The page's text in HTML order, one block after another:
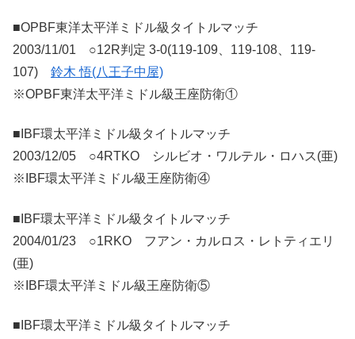
■OPBF東洋太平洋ミドル級タイトルマッチ
2003/11/01 ○12R判定 3-0(119-109、119-108、119-
107) 鈴木 悟(八王子中屋)
※OPBF東洋太平洋ミドル級王座防衛①
■IBF環太平洋ミドル級タイトルマッチ
2003/12/05 ○4RTKO シルビオ・ワルテル・ロハス(亜)
※IBF環太平洋ミドル級王座防衛④
■IBF環太平洋ミドル級タイトルマッチ
2004/01/23 ○1RKO フアン・カルロス・レトティエリ
(亜)
※IBF環太平洋ミドル級王座防衛⑤
■IBF環太平洋ミドル級タイトルマッチ